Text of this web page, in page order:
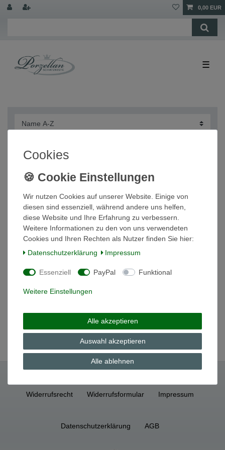
0,00 EUR
☰
Thomas Porzellan NEU
34,00 € *
In den Warenkorb
* inkl. ges. MwSt.zzgl.Versandkosten
Servierschale Schale 32/10cm Amici Piccante
49,30 € *
In den Warenkorb
inkl. ges. MwSt.zzgl.Versandkosten
Widerrufs­recht Widerrufs­formular Impressum
Daten­schutz­erklärung AGB
Cookies
Wir nutzen Cookies auf unserer Website. Einige von
diesen sind essenziell, während andere uns helfen,
diese Website und Ihre Erfahrung zu verbessern.
Weitere Informationen zu den von uns verwendeten
Cookies und Ihren Rechten als Nutzer finden Sie hier:
Daten­schutz­erklärung
Impressum
Essenziell PayPal Funktional
Weitere Einstellungen
Alle akzeptieren
Auswahl akzeptieren
Alle ablehnen